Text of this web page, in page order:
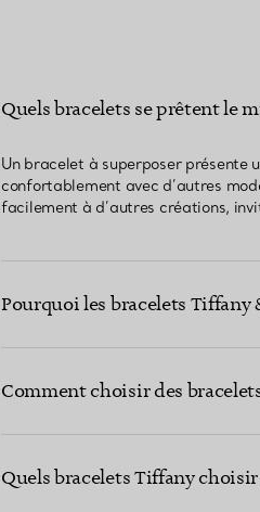
Quels bracelets se prêtent le
Un bracelet à superposer présente
confortablement avec d’autres
facilement à d’autres créations,
Pourquoi les bracelets Tiffany
Comment choisir des
Quels bracelets Tiffany